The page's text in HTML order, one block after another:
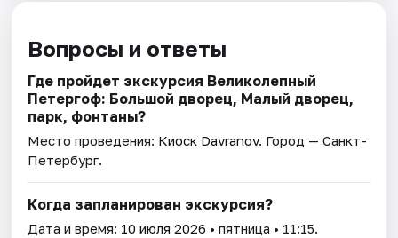
Вопросы и ответы
Где пройдет экскурсия Великолепный
Петергоф: Большой дворец, Малый дворец,
парк, фонтаны?
Место проведения: Киоск Davranov. Город — Санкт-
Петербург.
Когда запланирован экскурсия?
Дата и время: 10 июля 2026 • пятница • 11:15.